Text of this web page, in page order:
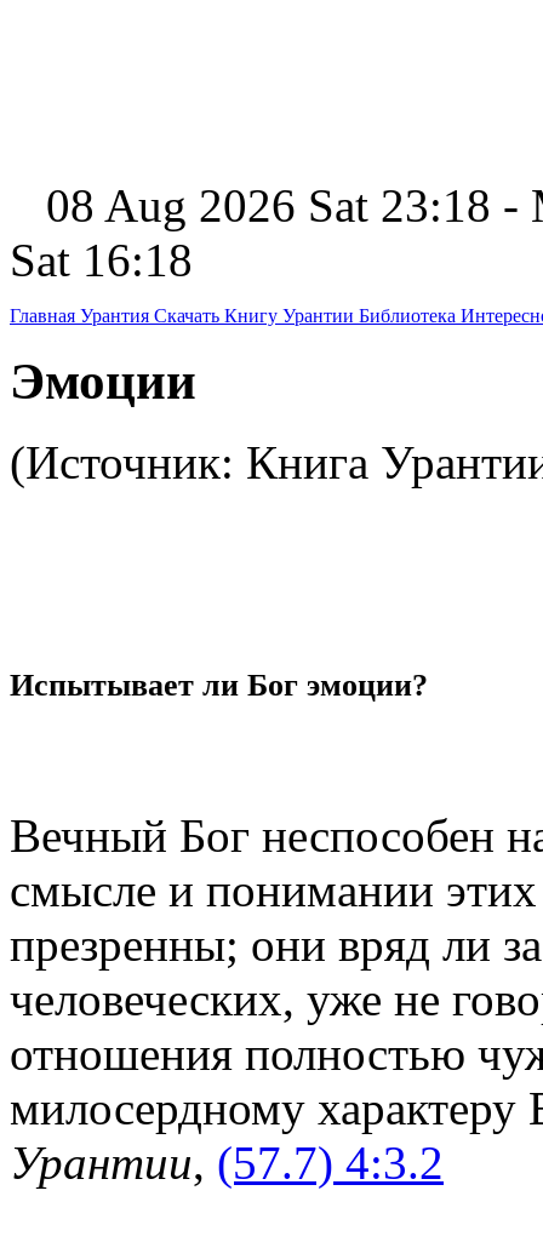
08 Aug 2026 Sat 23:18 -
Sat 16:18
Главная Урантия Скачать Книгу Урантии Библиотека
Эмоции
(Источник: Книга
Испытывает ли Бог эмоции?
Вечный Бог неспособен
смысле и понимании
презренны; они вряд ли
человеческих, уже не
отношения полностью
милосердному
Урантии, (57.7) 4:3.2